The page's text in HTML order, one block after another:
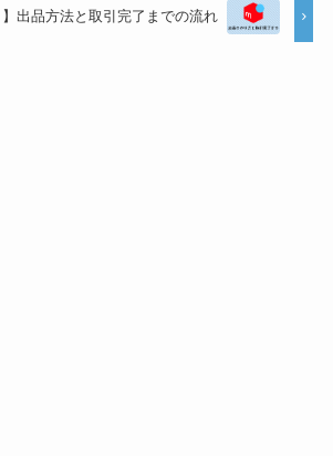
】出品方法と取引完了までの流れ